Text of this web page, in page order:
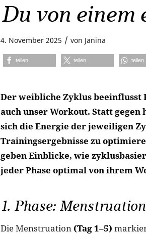
Du von
4. November 2025 / von Janina
teilen teilen teilen
Der weibliche Zyklus beeinflusst
auch unser Workout. Statt
sich die Energie der jeweiligen
Trainingsergebnisse zu
geben Einblicke, wie
jeder Phase optimal von ihrem
1. Phase:
Die Menstruation (Tag 1–5)